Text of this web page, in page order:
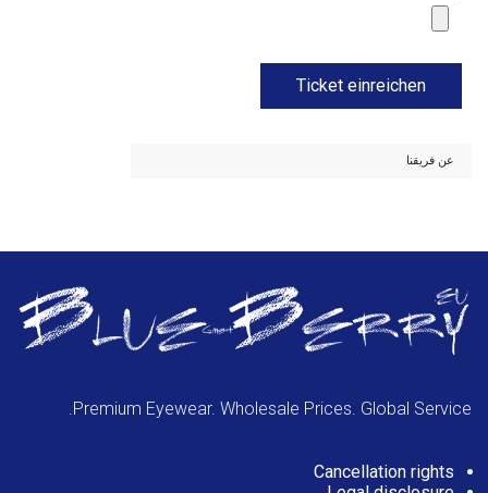
Ticket einreichen
عن فريقنا
Premium Eyewear. Wholesale Prices. Global Service.
Cancellation rights